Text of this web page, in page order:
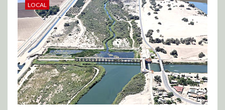
LOCAL